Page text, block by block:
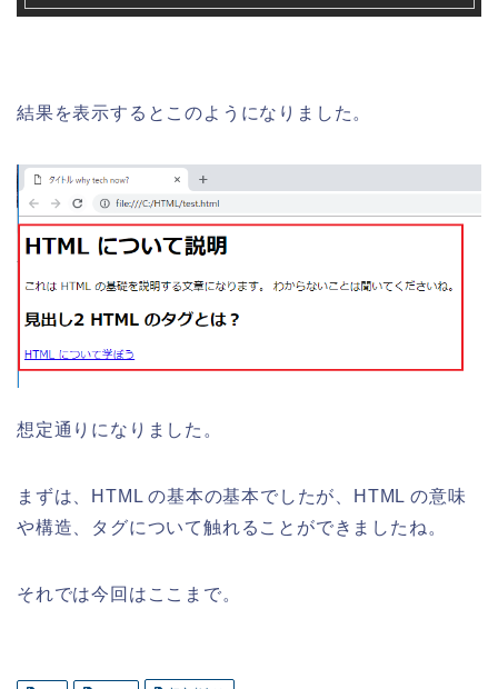
結果を表示するとこのようになりました。
想定通りになりました。
まずは、HTML の基本の基本でしたが、HTML の意味
や構造、タグについて触れることができましたね。
それでは今回はここまで。